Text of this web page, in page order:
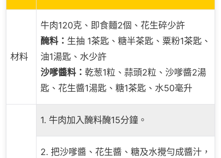
材料
牛肉120克、即食麵2個、花生碎少許
醃料： 生抽 1茶匙、糖半茶匙、粟粉1茶匙、
油1湯匙、水少許
沙嗲醬料： 乾葱1粒、蒜頭2粒、沙嗲醬2湯
匙、花生醬1湯匙、糖1茶匙、水50毫升
1. 牛肉加入醃料醃15分鐘。
2. 把沙嗲醬、花生醬、糖及水攪勻成醬汁，